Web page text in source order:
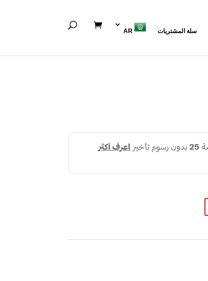
سلة المشتريات AR